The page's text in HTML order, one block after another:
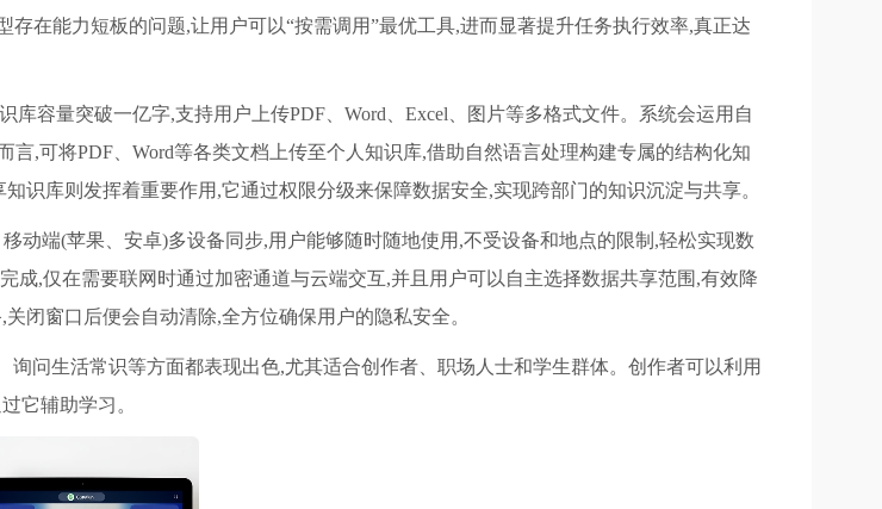
在能力短板的问题,让用户可以“按需调用”最优工具,进而显著提升任务执行效率,真正达
容量突破一亿字,支持用户上传PDF、Word、Excel、图片等多格式文件。系统会运用自
,可将PDF、Word等各类文档上传至个人知识库,借助自然语言处理构建专属的结构化知
识库则发挥着重要作用,它通过权限分级来保障数据安全,实现跨部门的知识沉淀与共享。
动端(苹果、安卓)多设备同步,用户能够随时随地使用,不受设备和地点的限制,轻松实现数
成,仅在需要联网时通过加密通道与云端交互,并且用户可以自主选择数据共享范围,有效降
闭窗口后便会自动清除,全方位确保用户的隐私安全。
问生活常识等方面都表现出色,尤其适合创作者、职场人士和学生群体。创作者可以利用
它辅助学习。